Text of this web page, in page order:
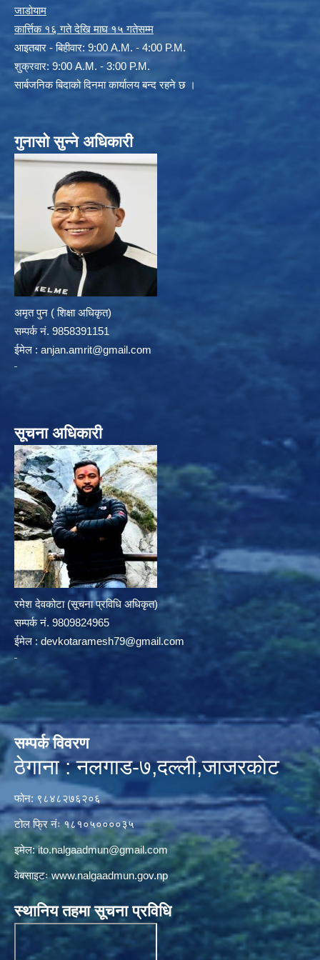
जाडोयाम
कार्त्तिक १६ गते देखि माघ १५ गतेसम्म
आइतबार - बिहीवार: 9:00 A.M. - 4:00 P.M.
शुक्रवार: 9:00 A.M. - 3:00 P.M.
सार्बजनिक बिदाको दिनमा कार्यालय बन्द रहने छ ।
गुनासो सुन्ने अधिकारी
अमृत पुन ( शिक्षा अधिकृत)
सम्पर्क न‌ं. 9858391151
ईमेल : anjan.amrit@gmail.com
सूचना अधिकारी
रमेश देवकोटा (सूचना प्रविधि अधिकृत)
सम्पर्क न‌ं. 9809824965
ईमेल : devkotaramesh79@gmail.com
सम्पर्क विवरण
ठेगाना : नलगाड-७,दल्ली,जाजरकाेट
फोन: ९८४८२७६२०६
टोल फ्रि नंः १८१०५००००३५
इमेल:ito.nalgaadmun@gmail.com
वेबसाइटःwww.nalgaadmun.gov.np
स्थानिय तहमा सूचना प्रविधि